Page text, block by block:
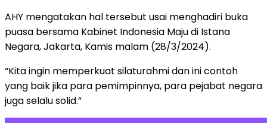
AHY mengatakan hal tersebut usai menghadiri buka
puasa bersama Kabinet Indonesia Maju di Istana
Negara, Jakarta, Kamis malam (28/3/2024).
“Kita ingin memperkuat silaturahmi dan ini contoh
yang baik jika para pemimpinnya, para pejabat negara
juga selalu solid.”